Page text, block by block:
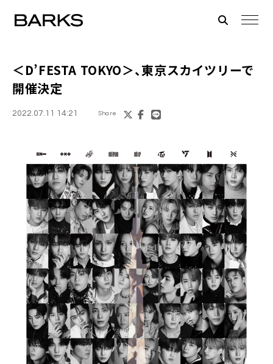
＜D’FESTA TOKYO＞、東京スカイツリーで
開催決定
2022.07.11 14:21 Share